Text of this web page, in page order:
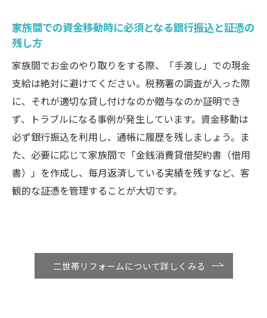
家族間での資金移動時に必須となる銀行振込と証憑の
残し方
家族間でお金のやり取りをする際、「手渡し」での現金
支給は絶対に避けてください。税務署の調査が入った際
に、それが適切な貸し付けなのか贈与なのか証明でき
ず、トラブルになる事例が発生しています。資金移動は
必ず銀行振込を利用し、通帳に履歴を残しましょう。ま
た、必要に応じて家族間で「金銭消費貸借契約書（借用
書）」を作成し、毎月返済している実績を残すなど、客
観的な証憑を管理することが大切です。
二世帯リフォームについて詳しくみる